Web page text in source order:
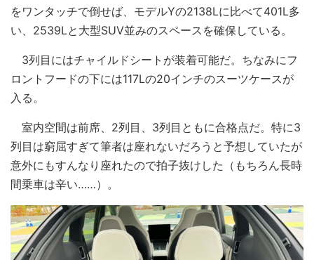
をワンタッチで倒せば、モデルYの2138Lに比べて401L多
い、2539Lと大型SUV並みのスペースを確保している。
3列目にはチャイルドシートが装着可能だ。ちなみにフ
ロントフードの下には117Lの20インチのスーツケースが
入る。
室内空間は前席、2列目、3列目ともに合格点だ。特に3
列目は窮屈すぎて筆者は座れないだろうと予想していたが
意外にもすんなり座れたので拍子抜けした（もちろん長時
間乗車は辛い……）。